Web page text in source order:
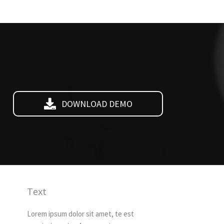
DOWNLOAD DEMO
Text
Lorem ipsum dolor sit amet, te est